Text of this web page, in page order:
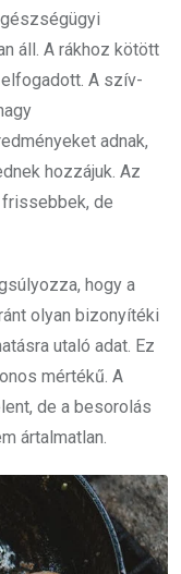
áll. A rákhoz kötött
A szív-
adnak,
hozzájuk. Az
de
hogy a
olyan bizonyítéki
utaló adat. Ez
mértékű. A
de a besorolás
ártalmatlan.